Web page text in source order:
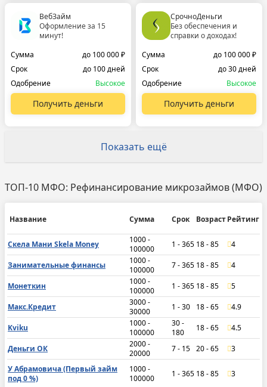
ВебЗайм
Оформление за 15
минут!
Сумма
до 100 000 ₽
Срок
до 100 дней
Одобрение
Высокое
Получить деньги
СрочноДеньги
Без обеспечения и
справки о доходах!
Сумма
до 100 000 ₽
Срок
до 30 дней
Одобрение
Высокое
Получить деньги
Показать ещё
ТОП-10 МФО: Рефинансирование микрозаймов (МФО)
Название Сумма Срок ВозрастРейтинг
Скела Мани Skela Money
1000 -
100000
1 - 365 18 - 85 4
Занимательные финансы
1000 -
100000
7 - 365 18 - 85 4
Монеткин
1000 -
100000
1 - 365 18 - 85 5
Макс.Кредит
3000 -
30000
1 - 30 18 - 65 4.9
Kviku
1000 -
100000
30 -
180
18 - 65 4.5
Деньги ОК
2000 -
20000
7 - 15 20 - 65
3
У Абрамовича (Первый займ
под 0 %)
1000 -
100000
1 - 365 18 - 85 3